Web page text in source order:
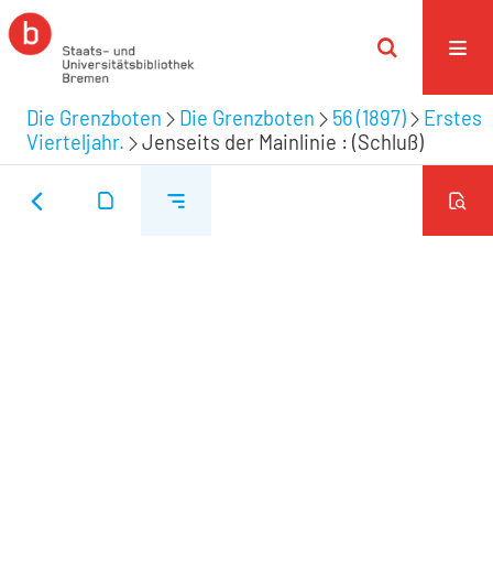
Die Grenzboten Die Grenzboten 56 (1897)
Erstes
Vierteljahr.
Jenseits der Mainlinie : (Schluß)